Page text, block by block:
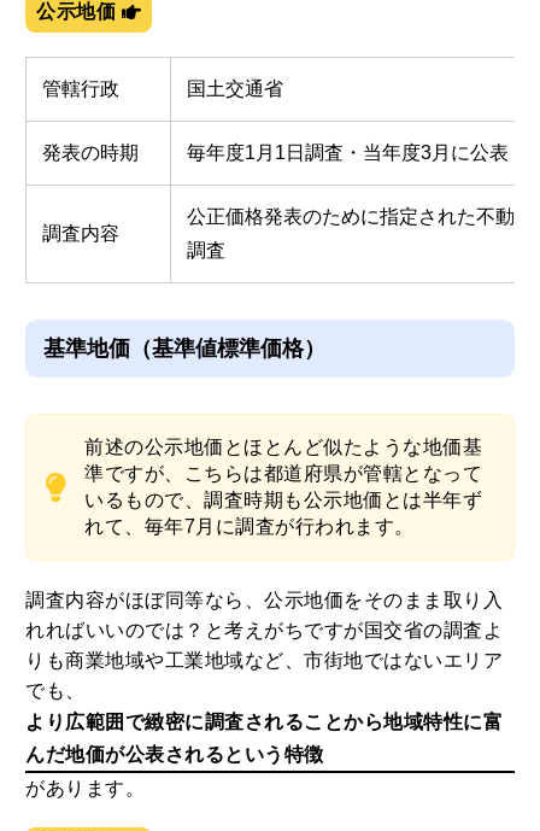
公示地価
管轄行政 国土交通省
発表の時期 毎年度1月1日調査・当年度3月に公表
調査内容
公正価格発表のために指定された不動産
調査
基準地価（基準値標準価格）
前述の公示地価とほとんど似たような地価基
準ですが、こちらは都道府県が管轄となって
いるもので、調査時期も公示地価とは半年ず
れて、毎年7月に調査が行われます。
調査内容がほぼ同等なら、公示地価をそのまま取り入
れればいいのでは？と考えがちですが国交省の調査よ
りも商業地域や工業地域など、市街地ではないエリア
でも、
より広範囲で緻密に調査されることから地域特性に富
んだ地価が公表されるという特徴
があります。